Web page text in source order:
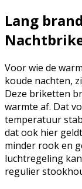
Lang
Voor wie de
koude nachten,
Deze briketten
warmte af. Dat
temperatuur
dat ook hier
minder rook en
luchtregeling
regulier